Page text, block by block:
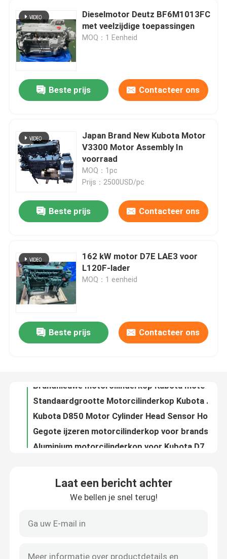
Thuis
Producten
Over ons
Deutzmotor
-Motor
CUMMINS-Motor
Dieselmotor Deutz BF6M1013FC
met veelzijdige toepassingen
MOQ：1 Eenheid
Beste prijs Contacteer ons
Japan Brand New Kubota Motor
V3300 Motor Assembly In
voorraad
MOQ：1pc
Prijs：2500USD/pc
Beste prijs Contacteer ons
162 kW motor D7E LAE3 voor
L120F-lader
MOQ：1 eenheid
Beste prijs Contacteer ons
Brandnieuwe motorcilinderkop Kubota motor D905
Laat een bericht achter
We bellen je snel terug!